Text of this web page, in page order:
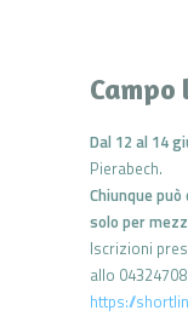
Dal 12 al 14
Pierabech.
Chiunque
solo per
Iscrizioni
allo
https://